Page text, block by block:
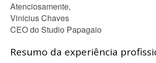
Atenciosamente,
Vinicius Chaves
CEO do Studio Papagaio
Resumo da experiência